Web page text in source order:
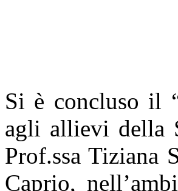
Si è concluso il
agli allievi della
Prof.ssa Tiziana
Caprio,